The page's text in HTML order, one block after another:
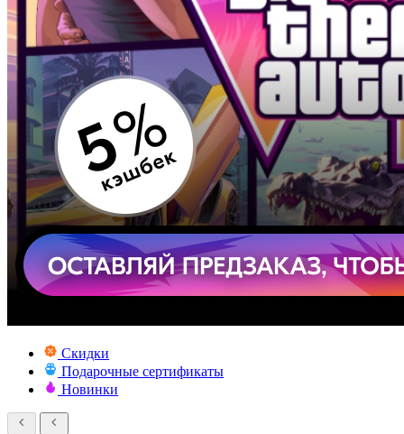
Скидки
Подарочные сертификаты
Новинки